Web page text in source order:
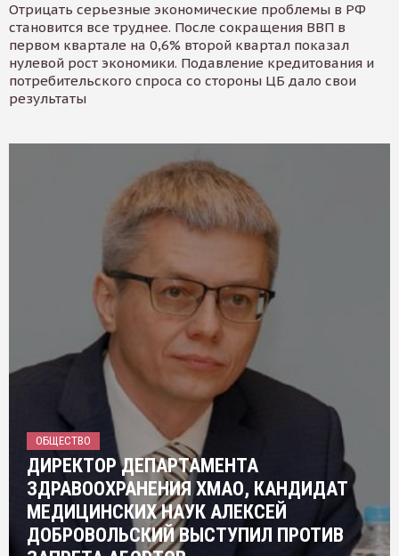
Отрицать серьезные экономические проблемы в РФ
становится все труднее. После сокращения ВВП в
первом квартале на 0,6% второй квартал показал
нулевой рост экономики. Подавление кредитования и
потребительского спроса со стороны ЦБ дало свои
результаты
ОБЩЕСТВО
ДИРЕКТОР ДЕПАРТАМЕНТА
ЗДРАВООХРАНЕНИЯ ХМАО, КАНДИДАТ
МЕДИЦИНСКИХ НАУК АЛЕКСЕЙ
ДОБРОВОЛЬСКИЙ ВЫСТУПИЛ ПРОТИВ